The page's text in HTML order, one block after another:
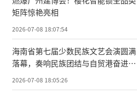
矩阵惊艳亮相
2026-07-08 18:07:54
海南省第七届少数民族文艺会演圆满
落幕，奏响民族团结与自贸港奋进强
2026-07-08 18:05:26